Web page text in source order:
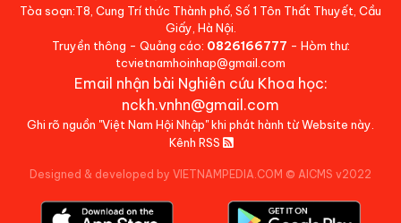
Tòa soạn:T8, Cung Trí thức Thành phố, Số 1 Tôn Thất Thuyết, Cầu
Giấy, Hà Nội.
Truyền thông - Quảng cáo: 0826166777 - Hòm thư:
tcvietnamhoinhap@gmail.com
Email nhận bài Nghiên cứu Khoa học:
nckh.vnhn@gmail.com
Ghi rõ nguồn "Việt Nam Hội Nhập" khi phát hành từ Website này.
Kênh RSS
Designed & developed by VIETNAMPEDIA.COM © AICMS v2022